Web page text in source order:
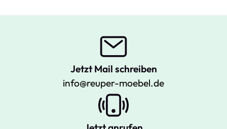
Jetzt Mail schreiben
info@reuper-moebel.de